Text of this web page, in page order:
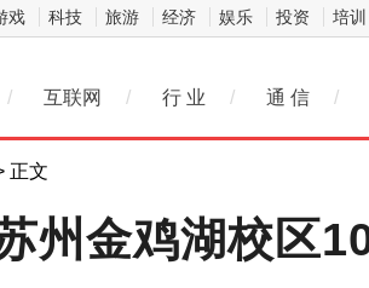
戏 科技 旅游 经济 娱乐 投资 培训
/ 互联网 / 行 业 / 通 信 /
正文
州金鸡湖校区